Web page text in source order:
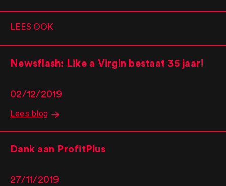
LEES OOK
Newsflash: Like a Virgin bestaat 35 jaar!
02/12/2019
Lees blog
Dank aan ProfitPlus
27/11/2019